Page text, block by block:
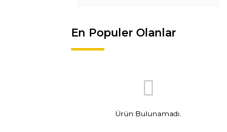
En Populer Olanlar
Ürün Bulunamadı.